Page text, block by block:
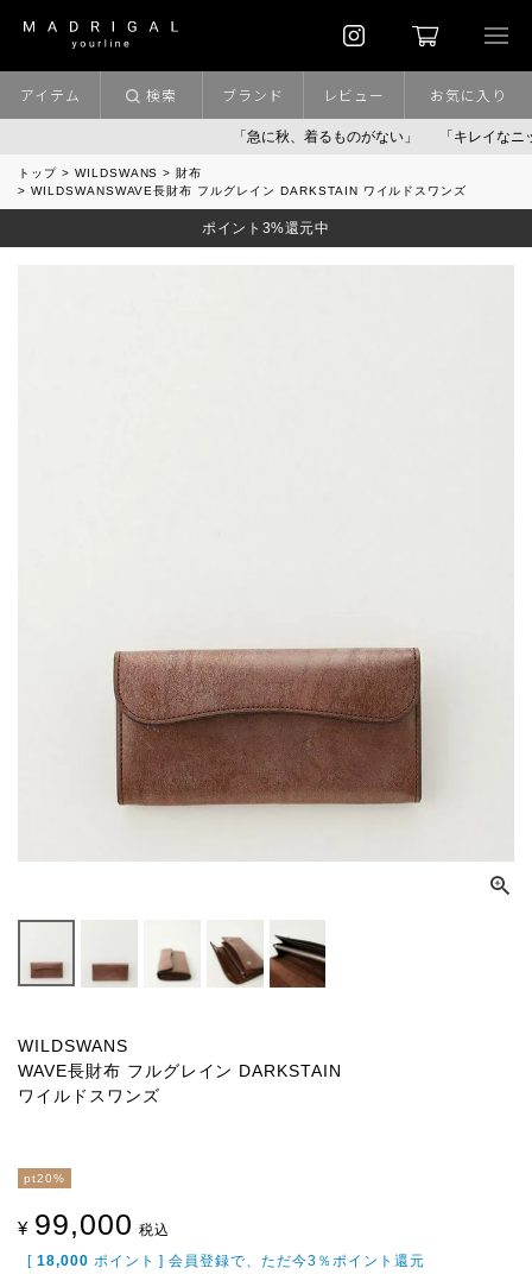
「急に秋、着るものがない」 「キレイなニット」
アイテム 検索 ブランド レビュー お気に入り
トップ WILDSWANS
財布
WILDSWANSWAVE長財布 フルグレイン DARKSTAIN ワイルドスワンズ
ポイント3%還元中
WILDSWANS
WAVE長財布 フルグレイン DARKSTAIN
ワイルドスワンズ
pt20%
¥ 99,000 税込
[ 18,000 ポイント ] 会員登録で、ただ今3％ポイント還元